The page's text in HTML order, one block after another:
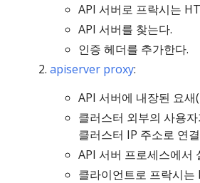
API 서버로 프락시는
API 서버를 찾는다.
인증 헤더를 추가한다.
apiserver proxy:
API 서버에 내장된 요
클러스터 외부의 사용
클러스터 IP 주소로 연
API 서버 프로세스에서
클라이언트로 프락시는